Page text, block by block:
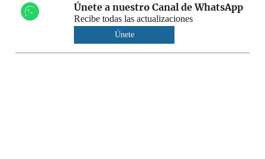
Únete a nuestro Canal de WhatsApp
Recibe todas las actualizaciones
Únete